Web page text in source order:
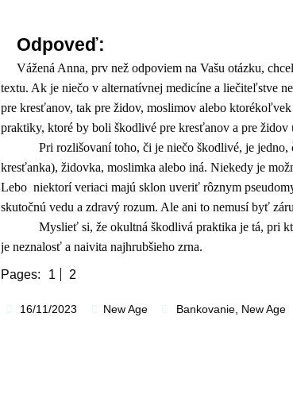
Odpoveď:
Vážená Anna, prv než odpoviem na Vašu otázku,
textu. Ak je niečo v alternatívnej medicíne a liečiteľstve
pre kresťanov, tak pre židov, moslimov alebo
praktiky, ktoré by boli škodlivé pre kresťanov a pre židov
Pri rozlišovaní toho, či je niečo škodlivé, je jedno, či
kresťanka), židovka, moslimka alebo iná. Niekedy je
Lebo niektorí veriaci majú sklon uveriť rôznym
skutočnú vedu a zdravý rozum. Ale ani to nemusí byť
Myslieť si, že okultná škodlivá praktika je tá, pri
je neznalosť a naivita najhrubšieho zrna.
Pages: 1 2
16/11/2023 New Age Bankovanie, New Age